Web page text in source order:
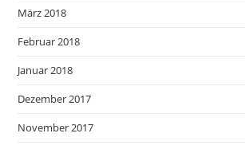
März 2018
Februar 2018
Januar 2018
Dezember 2017
November 2017